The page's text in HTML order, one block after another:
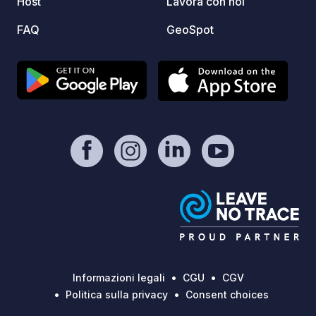
FAQ
GeoSpot
Informazioni legali CGU
CGV
Politica sulla privacy
Consent choices